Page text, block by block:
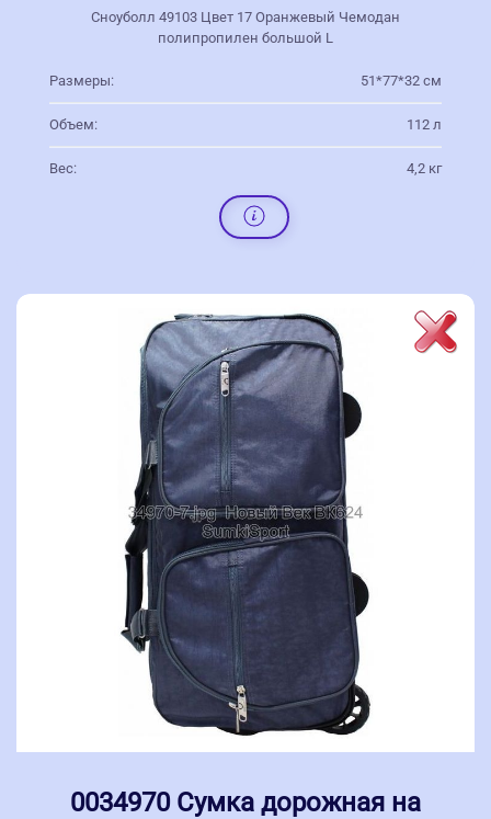
Сноуболл 49103 Цвет 17 Оранжевый Чемодан
полипропилен большой L
Размеры: 51*77*32 см
Объем: 112 л
Вес: 4,2 кг
0034970 Сумка дорожная на